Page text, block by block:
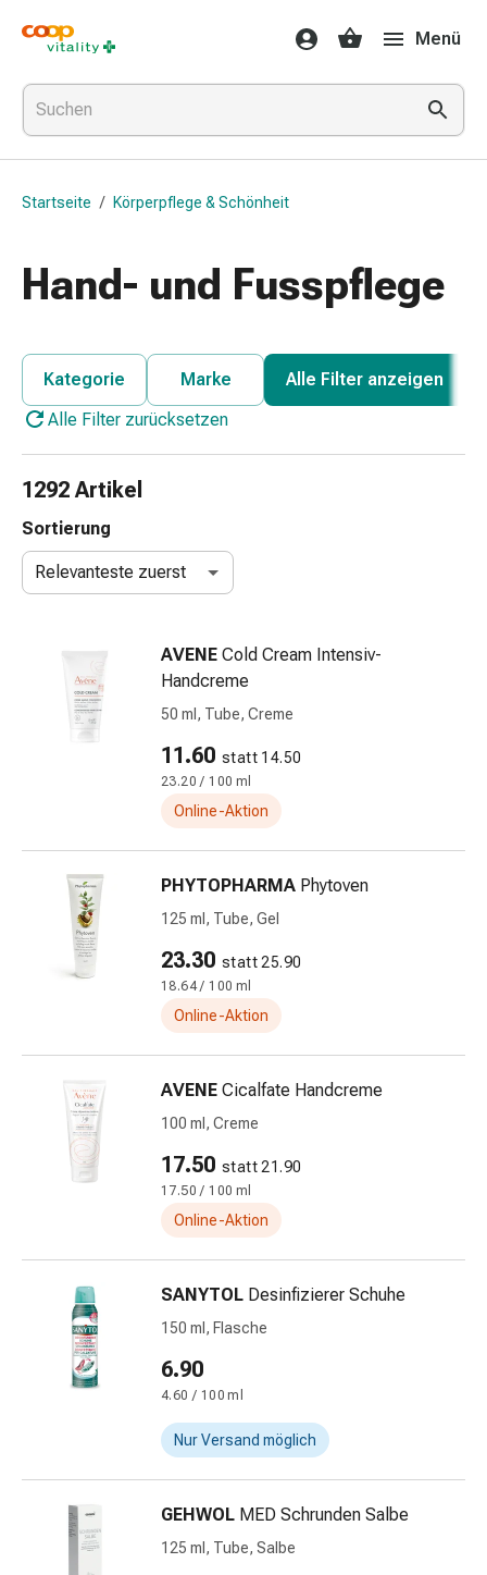
Medikamente
&
Gesundheit
Grippe
&
Erkältung
Grippe-
Medikamente
Bronchitis
Inhalationsgeräte
Nasenreiniger
Schnupfen
Wund-
Elastische
Wundbinden
Kompressen
Fixationspflaster
Gazen
Kompressionsbinden
Tapes
Schlauch-
Netzverbände
Sonnenbrand
Verbandwechsel-
Wundauflagen
Wundbehandlung
Wundsprays
Wundverschlussstreifen
kleber
Ziehsalbe
Ohrenbeschwerden
Ohrenpflege
Menü
Startseite / Körperpflege & Schönheit
Hand- und Fusspflege
Kategorie Marke
Alle Filter anzeigen
Alle Filter zurücksetzen
1292 Artikel
Sortierung
Relevanteste zuerst
AVENE Cold Cream Intensiv-
Handcreme
50 ml, Tube, Creme
11.60 statt 14.50
23.20 / 100 ml
Online-Aktion
PHYTOPHARMA Phytoven
125 ml, Tube, Gel
23.30 statt 25.90
18.64 / 100 ml
Online-Aktion
AVENE Cicalfate Handcreme
100 ml, Creme
17.50 statt 21.90
17.50 / 100 ml
Online-Aktion
SANYTOL Desinfizierer Schuhe
150 ml, Flasche
6.90
4.60 / 100 ml
Nur Versand möglich
GEHWOL MED Schrunden Salbe
125 ml, Tube, Salbe